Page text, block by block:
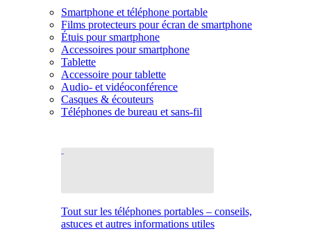
Smartphone et téléphone portable
Films protecteurs pour écran de smartphone
Étuis pour smartphone
Accessoires pour smartphone
Tablette
Accessoire pour tablette
Audio- et vidéoconférence
Casques & écouteurs
Téléphones de bureau et sans-fil
Tout sur les téléphones portables – conseils,
astuces et autres informations utiles